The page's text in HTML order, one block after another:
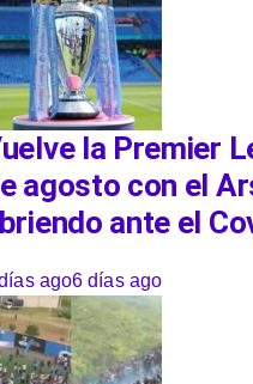
la Premier
agosto con el
ante el
ago6 días ago